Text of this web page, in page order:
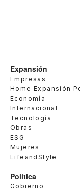
Expansión
Empresas
Home Expansión
Economía
Internacional
Tecnología
Obras
ESG
Mujeres
LifeandStyle
Política
Gobierno